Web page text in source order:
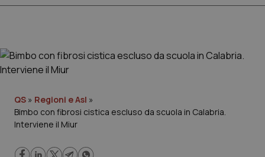
Governo e Parlamento
Regioni e Asl
QS » Regioni e Asl »
Bimbo con fibrosi cistica escluso da scuola in Calabria.
Interviene il Miur